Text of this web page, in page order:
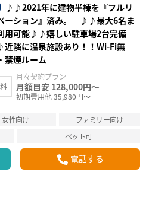
♪♪2021年に建物半棟を『フルリ
ーション』済み。 ♪♪最大6名ま
用可能♪♪嬉しい駐車場2台完備
隣に温泉施設あり！！Wi-Fi無
禁煙ルーム
月々契約プラン
月額目安 128,000円～
初期費用他 35,980円～
女性向け
ファミリー向け
ペット可
電話する